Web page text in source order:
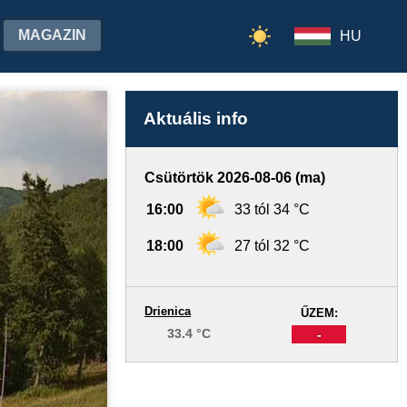
MAGAZIN HU
Aktuális info
Csütörtök 2026-08-06 (ma)
16:00 33 tól 34 °C
18:00 27 tól 32 °C
ŰZEM:
-
Drienica
33.4 °C